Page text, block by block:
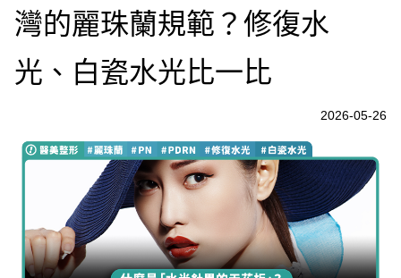
灣的麗珠蘭規範？修復水
光、白瓷水光比一比
2026-05-26